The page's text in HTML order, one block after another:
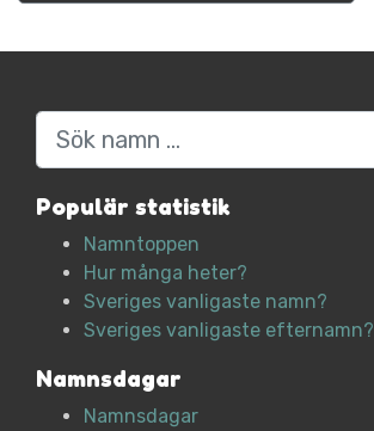
Sök
Populär statistik
Namntoppen
Hur många heter?
Sveriges vanligaste namn?
Sveriges vanligaste efternamn?
Namnsdagar
Namnsdagar